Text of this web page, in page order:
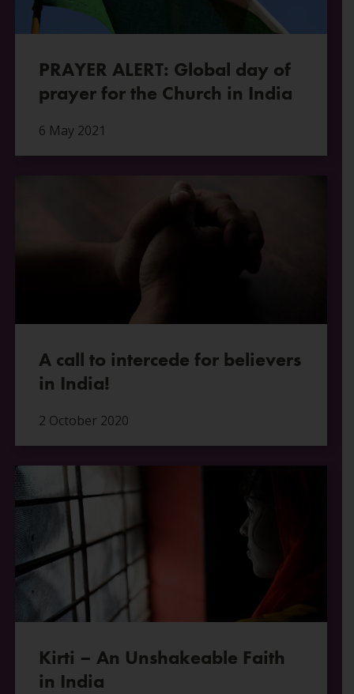
PRAYER ALERT: Global day of
prayer for the Church in India
6 May 2021
A call to intercede for believers
in India!
2 October 2020
Kirti – An Unshakeable Faith
in India